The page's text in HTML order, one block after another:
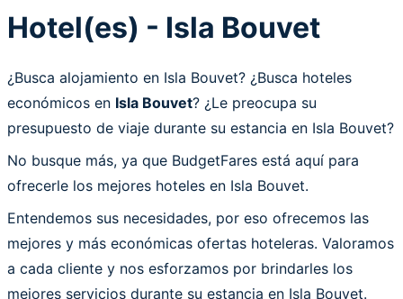
Hotel(es) - Isla Bouvet
¿Busca alojamiento en Isla Bouvet? ¿Busca hoteles
económicos en Isla Bouvet? ¿Le preocupa su
presupuesto de viaje durante su estancia en Isla Bouvet?
No busque más, ya que BudgetFares está aquí para
ofrecerle los mejores hoteles en Isla Bouvet.
Entendemos sus necesidades, por eso ofrecemos las
mejores y más económicas ofertas hoteleras. Valoramos
a cada cliente y nos esforzamos por brindarles los
mejores servicios durante su estancia en Isla Bouvet.